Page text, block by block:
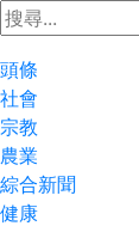
頭條
社會
宗教
農業
綜合新聞
健康